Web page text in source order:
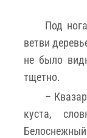
Под
ветви
не было
тщетно.
–
куста,